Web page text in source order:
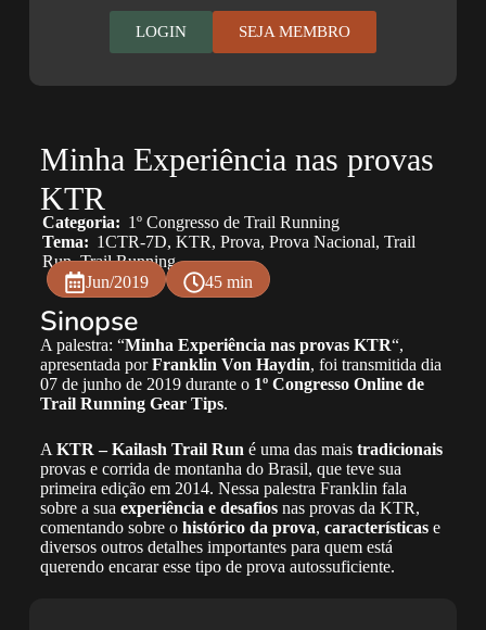
LOGIN SEJA MEMBRO
Minha Experiência nas provas
KTR
Categoria: 1º Congresso de Trail Running
Tema: 1CTR-7D, KTR, Prova, Prova Nacional, Trail
Run,Trail Running
Jun/2019
45 min
Sinopse
A palestra: “Minha Experiência nas provas KTR“,
apresentada porFranklin Von Haydin, foi transmitida dia
07 de junho de 2019 durante o 1º Congresso Online de
Trail Running Gear Tips.
A KTR – Kailash Trail Run é uma das mais tradicionais
provas e corrida de montanha do Brasil, que teve sua
primeira edição em 2014. Nessa palestra Franklin fala
sobre a sua experiência e desafiosnas provas da KTR,
comentando sobre o histórico da prova, característicase
diversos outros detalhes importantes para quem está
querendo encarar esse tipo de prova autossuficiente.